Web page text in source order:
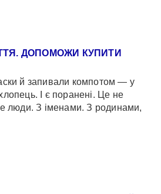
ДОПОМОЖИ КУПИТИ
й запивали компотом — у
І є поранені. Це не
люди. З іменами. З родинами,